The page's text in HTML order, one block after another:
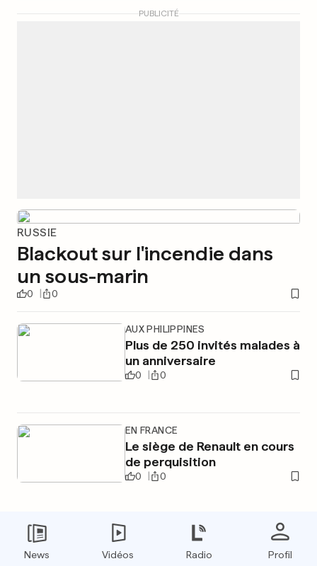
PUBLICITÉ
RUSSIE
Blackout sur l'incendie dans
un sous-marin
0 0
AUX PHILIPPINES
Plus de 250 invités malades à
un anniversaire
0 0
EN FRANCE
Le siège de Renault en cours
de perquisition
0 0
News Vidéos Radio Profil